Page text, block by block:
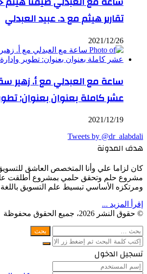
تقارير هيثم مع د. عبيد العبدلي
2021/12/26
ساعة مع العبدلي مع أ. زهير
عشر كاملة بعنوان بعنوان:
2021/12/19
Tweets by @dr_alabdali
هدف المدونة
كان لزاما علي وأنا المتخصص العاشق
مشروع حلم وتحقق حلمي بمشروع أطلقت
ومرتكزه الأساسي تبسيط علم التسويق باللغة
إقرأ المزيد ...
© حقوق النشر 2026، جميع الحقوق محفوظة
Facebook
Twitter
WhatsApp
Telegram
زر
الذهاب
إلى
الأعلى
إغلاق
البحث
عن:
إغلاق
بحث
إغلاق
تسجيل الدخول